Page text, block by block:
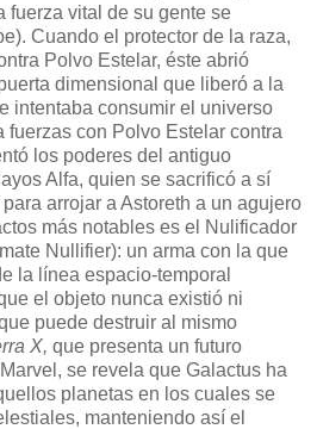
fuerza vital de su gente se
Cuando el protector de la raza,
Polvo Estelar, éste abrió
dimensional que liberó a la
intentaba consumir el universo
fuerzas con Polvo Estelar contra
los poderes del antiguo
Alfa, quien se sacrificó a sí
arrojar a Astoreth a un agujero
más notables es el Nulificador
Nullifier): un arma con la que
la línea espacio-temporal
el objeto nunca existió ni
puede destruir al mismo
X, que presenta un futuro
se revela que Galactus ha
planetas en los cuales se
manteniendo así el